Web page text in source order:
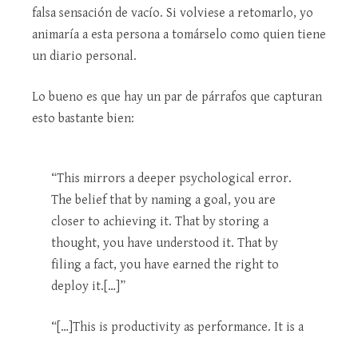
falsa sensación de vacío. Si volviese a retomarlo, yo
animaría a esta persona a tomárselo como quien tiene
un diario personal.
Lo bueno es que hay un par de párrafos que capturan
esto bastante bien:
“This mirrors a deeper psychological error.
The belief that by naming a goal, you are
closer to achieving it. That by storing a
thought, you have understood it. That by
filing a fact, you have earned the right to
deploy it.[…]”
“[…]This is productivity as performance. It is a